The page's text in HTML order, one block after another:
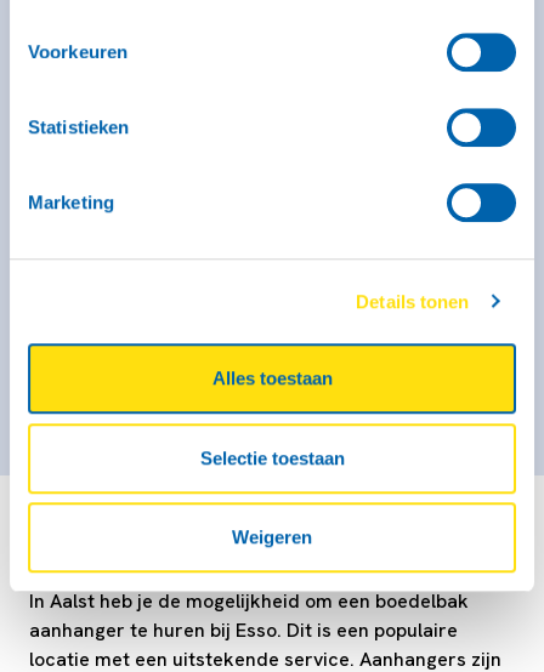
Voorkeuren
Statistieken
Marketing
Details tonen
Alles toestaan
Selectie toestaan
Weigeren
Kenmerken
Max. massa: 1350 kg
Geremd: Ja
tarief alleen voor self-service locaties)
Kies deze bak
Verhuurpunten voor boedelbak in Aalst
In Aalst heb je de mogelijkheid om een boedelbak
aanhanger te huren bij Esso. Dit is een populaire
locatie met een uitstekende service. Aanhangers zijn